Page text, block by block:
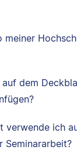
meiner
auf dem
verwende ich
Seminararbeit?